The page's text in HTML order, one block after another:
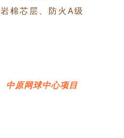
岩棉芯层、防火A级
中原网球中心项目